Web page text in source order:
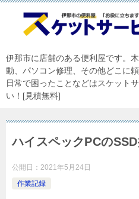
伊那市に店舗のある便利屋です。
動、パソコン修理、その他どこに
日常で困ったことなどはスケット
い！[見積無料]
ハイスペックPCの
公開日： 2021年5月24日
作業記録